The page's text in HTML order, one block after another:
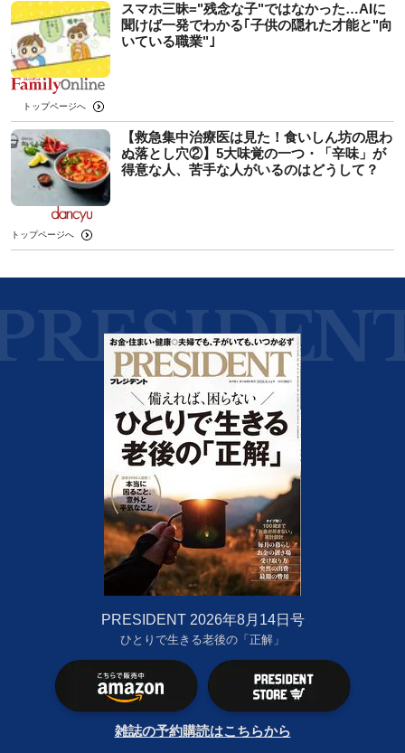
スマホ三昧="残念な子"ではなかった…AIに
聞けば一発でわかる｢子供の隠れた才能と"向
いている職業"｣
トップページへ
【救急集中治療医は見た！食いしん坊の思わ
ぬ落とし穴②】5大味覚の一つ・「辛味」が
得意な人、苦手な人がいるのはどうして？
トップページへ
PRESIDENT 2026年8月14日号
ひとりで生きる老後の「正解」
雑誌の予約購読はこちらから